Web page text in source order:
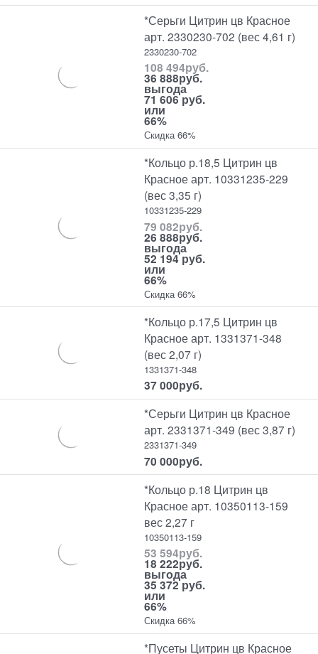
*Серьги Цитрин цв Красное
арт. 2330230-702 (вес 4,61 г)
2330230-702
108 494руб.
36 888руб.
выгода
71 606 руб.
или
66%
Скидка 66%
*Кольцо р.18,5 Цитрин цв
Красное арт. 10331235-229
(вес 3,35 г)
10331235-229
79 082руб.
26 888руб.
выгода
52 194 руб.
или
66%
Скидка 66%
*Кольцо р.17,5 Цитрин цв
Красное арт. 1331371-348
(вес 2,07 г)
1331371-348
37 000руб.
*Серьги Цитрин цв Красное
арт. 2331371-349 (вес 3,87 г)
2331371-349
70 000руб.
*Кольцо р.18 Цитрин цв
Красное арт. 10350113-159
вес 2,27 г
10350113-159
53 594руб.
18 222руб.
выгода
35 372 руб.
или
66%
Скидка 66%
*Пусеты Цитрин цв Красное